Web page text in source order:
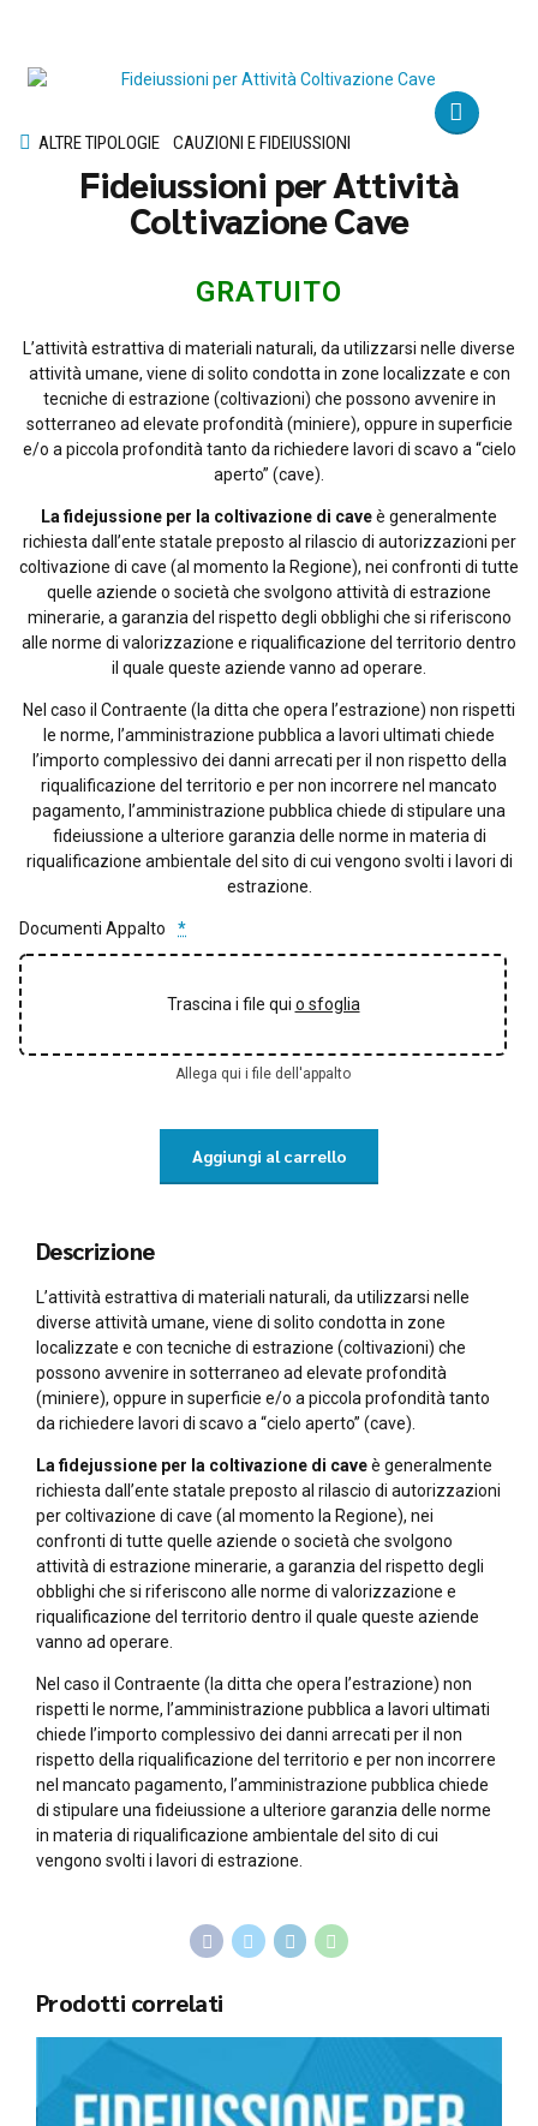
ALTRE TIPOLOGIE CAUZIONI E FIDEIUSSIONI
Fideiussioni per Attività
Coltivazione Cave
GRATUITO
L’attività estrattiva di materiali naturali, da utilizzarsi nelle diverse
attività umane, viene di solito condotta in zone localizzate e con
tecniche di estrazione (coltivazioni) che possono avvenire in
sotterraneo ad elevate profondità (miniere), oppure in superficie
e/o a piccola profondità tanto da richiedere lavori di scavo a “cielo
aperto” (cave).
La fidejussione per la coltivazione di caveè generalmente
richiesta dall’ente statale preposto al rilascio di autorizzazioni per
coltivazione di cave (al momento la Regione), nei confronti di tutte
quelle aziende o società che svolgono attività di estrazione
minerarie, a garanzia del rispetto degli obblighi che si riferiscono
alle norme di valorizzazione e riqualificazione del territorio dentro
il quale queste aziende vanno ad operare.
Nel caso il Contraente (la ditta che opera l’estrazione) non rispetti
le norme, l’amministrazione pubblica a lavori ultimati chiede
l’importo complessivo dei danni arrecati per il non rispetto della
riqualificazione del territorio e per non incorrere nel mancato
pagamento, l’amministrazione pubblica chiede di stipulare una
fideiussione a ulteriore garanzia delle norme in materia di
riqualificazione ambientale del sito di cui vengono svolti i lavori di
estrazione.
Documenti Appalto *
Trascina i file qui o sfoglia
Allega qui i file dell'appalto
Aggiungi al carrello
Descrizione
L’attività estrattiva di materiali naturali, da utilizzarsi nelle
diverse attività umane, viene di solito condotta in zone
localizzate e con tecniche di estrazione (coltivazioni) che
possono avvenire in sotterraneo ad elevate profondità
(miniere), oppure in superficie e/o a piccola profondità tanto
da richiedere lavori di scavo a “cielo aperto” (cave).
La fidejussione per la coltivazione di caveè generalmente
richiesta dall’ente statale preposto al rilascio di autorizzazioni
per coltivazione di cave (al momento la Regione), nei
confronti di tutte quelle aziende o società che svolgono
attività di estrazione minerarie, a garanzia del rispetto degli
obblighi che si riferiscono alle norme di valorizzazione e
riqualificazione del territorio dentro il quale queste aziende
vanno ad operare.
Nel caso il Contraente (la ditta che opera l’estrazione) non
rispetti le norme, l’amministrazione pubblica a lavori ultimati
chiede l’importo complessivo dei danni arrecati per il non
rispetto della riqualificazione del territorio e per non incorrere
nel mancato pagamento, l’amministrazione pubblica chiede
di stipulare una fideiussione a ulteriore garanzia delle norme
in materia di riqualificazione ambientale del sito di cui
vengono svolti i lavori di estrazione.
Prodotti correlati